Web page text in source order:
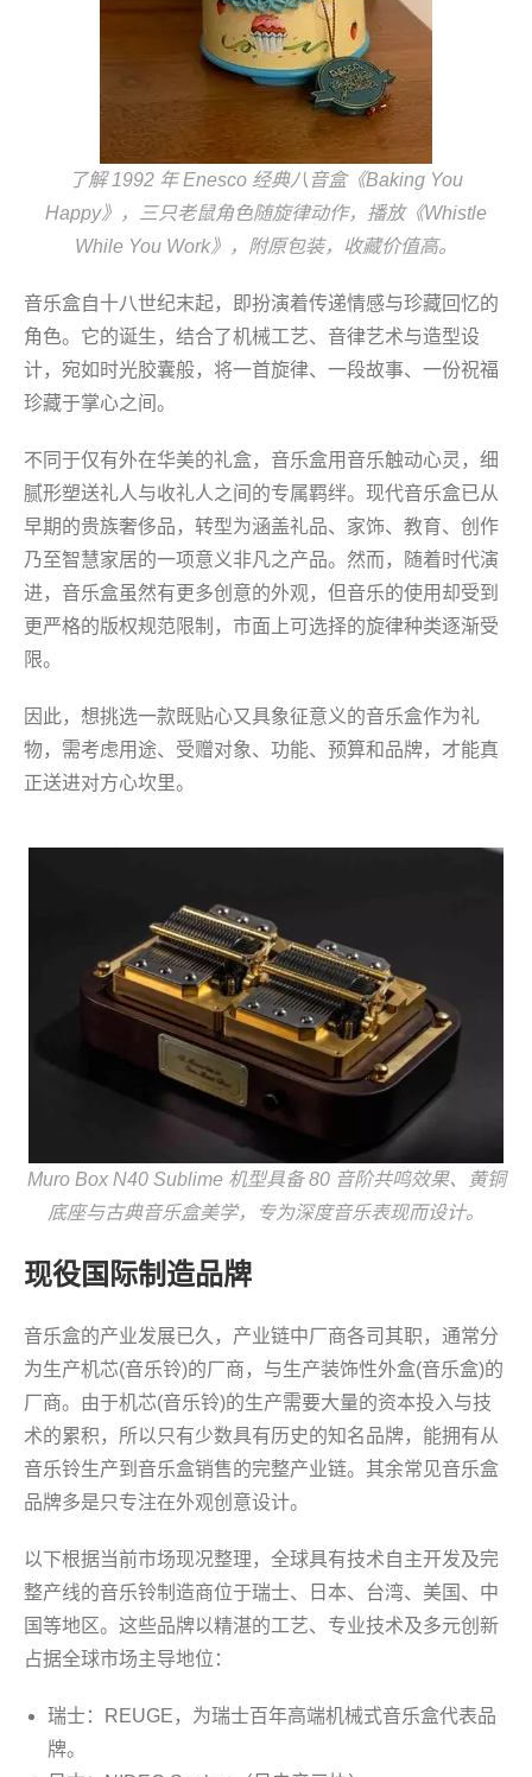
了解 1992 年 Enesco 经典八音盒《Baking You
Happy》，三只老鼠角色随旋律动作，播放《Whistle
While You Work》，附原包装，收藏价值高。
音乐盒自十八世纪末起，即扮演着传递情感与珍藏回忆的
角色。它的诞生，结合了机械工艺、音律艺术与造型设
计，宛如时光胶囊般，将一首旋律、一段故事、一份祝福
珍藏于掌心之间。
不同于仅有外在华美的礼盒，音乐盒用音乐触动心灵，细
腻形塑送礼人​​与收礼人之间的专属羁绊。现代音乐盒已从
早期的贵族奢侈品，转型为涵盖礼品、家饰、教育、创作
乃至智慧家居的一项意义非凡之产品。然而，随着时代演
进，音乐盒虽然有更多创意的外观，但音乐的使用却受到
更严格的版权规范限制，市面上可选择的旋律种类逐渐受
限。
因此，想挑选一款既贴心又具象征意义的音乐盒作为礼
物，需考虑用途、受赠对象、功能、预算和品牌，才能真
正送进对方心坎里。
Muro Box N40 Sublime 机型具备 80 音阶共鸣效果、黄铜
底座与古典音乐盒美学，专为深度音乐表现而设计。
现役国际制造品牌
音乐盒的产业发展已久，产业链中厂商各司其职，通常分
为生产机芯(音乐铃)的厂商，与生产装饰性外盒(音乐盒)的
厂商。由于机芯(音乐铃)的生产需要大量的资本投入与技
术的累积，所以只有少数具有历史的知名品牌，能拥有从
音乐铃生产到音乐盒销售的完整产业链。其余常见音乐盒
品牌多是只专注在外观创意设计。
以下根据当前市场现况整理，全球具有技术自主开发及完
整产线的音乐铃制造商位于瑞士、日本、台湾、美国、中
国等地区。这些品牌以精湛的工艺、专业技术及多元创新
占据全球市场主导地位：
瑞士：REUGE，为瑞士百年高端机械式音乐盒代表品
牌。